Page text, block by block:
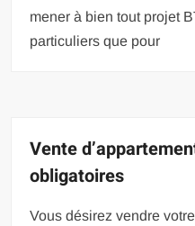
mener à bien tout projet
particuliers que pour
Vente
obligatoires
Vous désirez vendre